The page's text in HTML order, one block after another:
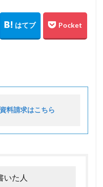
料請求はこちら
いた人